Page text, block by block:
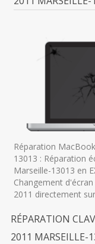
Réparation
13013 : Réparation
Marseille-13013 en
Changement
2011 directement
RÉPARATION
2011 MARSEILLE-